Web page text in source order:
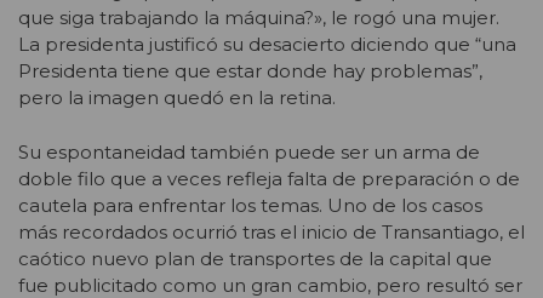
que siga trabajando la máquina?», le rogó una mujer.
La presidenta justificó su desacierto diciendo que “una
Presidenta tiene que estar donde hay problemas”,
pero la imagen quedó en la retina.
Su espontaneidad también puede ser un arma de
doble filo que a veces refleja falta de preparación o de
cautela para enfrentar los temas. Uno de los casos
más recordados ocurrió tras el inicio de Transantiago, el
caótico nuevo plan de transportes de la capital que
fue publicitado como un gran cambio, pero resultó ser